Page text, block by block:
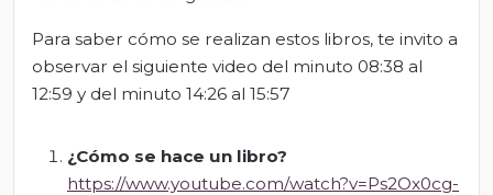
Para saber cómo se realizan estos libros, te invito a
observar el siguiente video del minuto 08:38 al
12:59 y del minuto 14:26 al 15:57
¿Cómo se hace un libro?
https://www.youtube.com/watch?v=Ps2Ox0cg-